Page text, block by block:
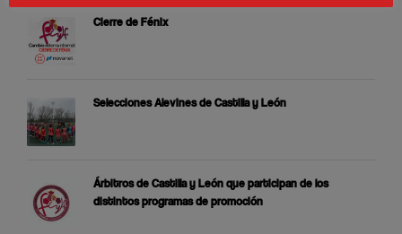
Cierre de Fénix
Selecciones Alevines de Castilla y León
Árbitros de Castilla y León que participan de los
distintos programas de promoción